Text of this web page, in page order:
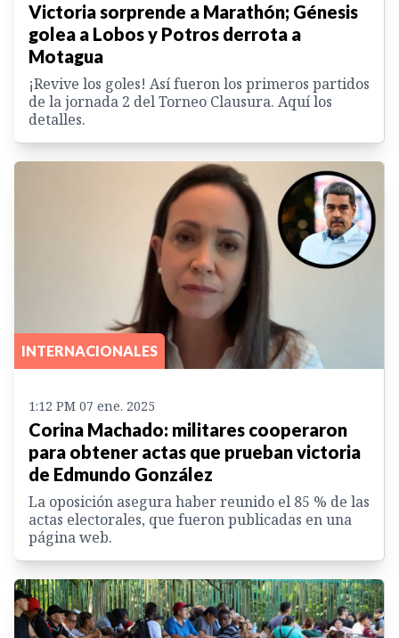
Victoria sorprende a Marathón; Génesis
golea a Lobos y Potros derrota a
Motagua
¡Revive los goles! Así fueron los primeros partidos
de la jornada 2 del Torneo Clausura. Aquí los
detalles.
INTERNACIONALES
1:12 PM 07 ene. 2025
Corina Machado: militares cooperaron
para obtener actas que prueban victoria
de Edmundo González
La oposición asegura haber reunido el 85 % de las
actas electorales, que fueron publicadas en una
página web.